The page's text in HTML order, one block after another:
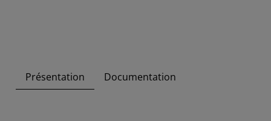
Présentation Documentation